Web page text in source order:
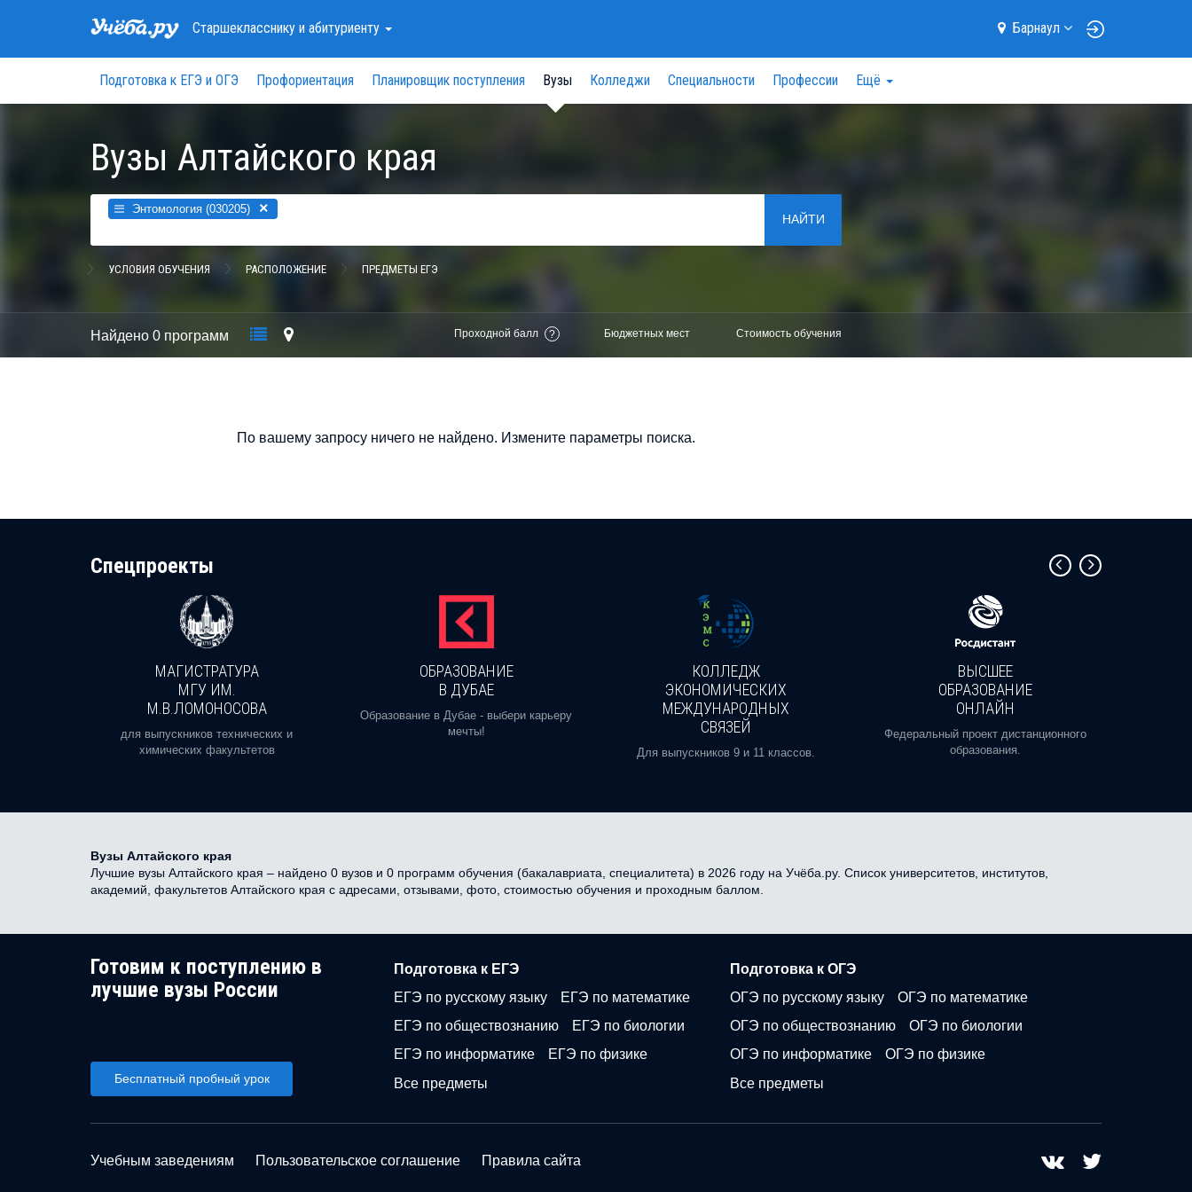
Старшеклассникуи абитуриенту Барнаул
Подготовка к ЕГЭ и ОГЭ Профориентация Планировщик поступления Вузы Колледжи Специальности Профессии Ещё
Вузы Алтайского края
Энтомология (030205) ×
НАЙТИ
УСЛОВИЯ ОБУЧЕНИЯ РАСПОЛОЖЕНИЕ ПРЕДМЕТЫ ЕГЭ
Найдено 0 программ Проходной балл ? Бюджетных мест Стоимость обучения
По вашему запросу ничего не найдено. Измените параметры поиска.
Cпецпроекты
МАГИСТРАТУРА
МГУ ИМ.
М.В.ЛОМОНОСОВА
для выпускников технических и
химических факультетов
ОБРАЗОВАНИЕ
В ДУБАЕ
Образование в Дубае - выбери карьеру
мечты!
КОЛЛЕДЖ
ЭКОНОМИЧЕСКИХ
МЕЖДУНАРОДНЫХ
СВЯЗЕЙ
Для выпускников 9 и 11 классов.
ВЫСШЕЕ
ОБРАЗОВАНИЕ
ОНЛАЙН
Федеральный проект дистанционного
образования.
Вузы Алтайского края
Лучшие вузы Алтайского края – найдено 0 вузов и 0 программ обучения (бакалавриата, специалитета) в 2026 году на Учёба.ру. Список университетов, институтов,
академий, факультетов Алтайского края с адресами, отзывами, фото, стоимостью обучения и проходным баллом.
Готовим к поступлению в
лучшие вузы России
Бесплатный пробный урок
Подготовка к ЕГЭ
ЕГЭ по русскому языку
ЕГЭ по математике
ЕГЭ по обществознанию
ЕГЭ по биологии
ЕГЭ по информатике
ЕГЭ по физике
Все предметы
Подготовка к ОГЭ
ОГЭ по русскому языку
ОГЭ по математике
ОГЭ по обществознанию
ОГЭ по биологии
ОГЭ по информатике
ОГЭ по физике
Все предметы
Учебным заведениям Пользовательское соглашение Правила сайта